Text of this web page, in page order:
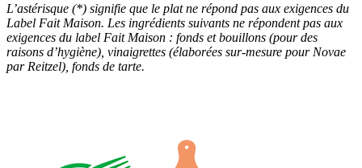
L’astérisque (*) signifie que le plat ne répond pas aux exigences du
Label Fait Maison. Les ingrédients suivants ne répondent pas aux
exigences du label Fait Maison : fonds et bouillons (pour des
raisons d’hygiène), vinaigrettes (élaborées sur-mesure pour Novae
par Reitzel), fonds de tarte.